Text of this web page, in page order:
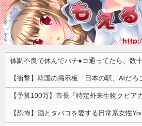
【衝撃】韓国の掲示板「日本の駅、AIだろ